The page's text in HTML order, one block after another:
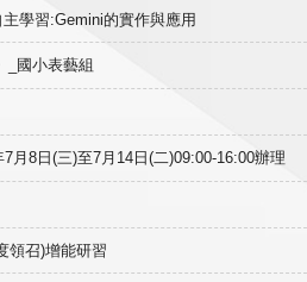
學習:Gemini的實作與應用
_國小表藝組
月8日(三)至7月14日(二)09:00-16:00辦理
領召)增能研習